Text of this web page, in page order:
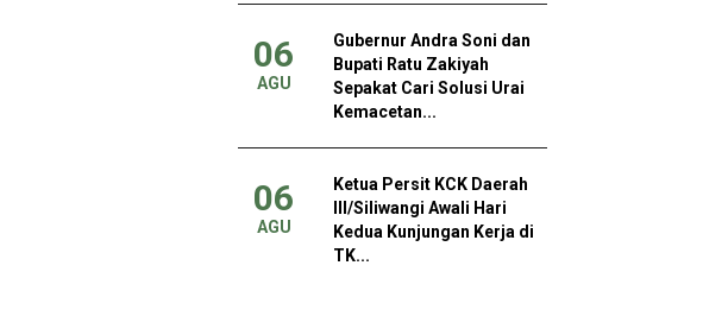
06
AGU
Gubernur Andra Soni dan
Bupati Ratu Zakiyah
Sepakat Cari Solusi Urai
Kemacetan...
06
AGU
Ketua Persit KCK Daerah
III/Siliwangi Awali Hari
Kedua Kunjungan Kerja di
TK...